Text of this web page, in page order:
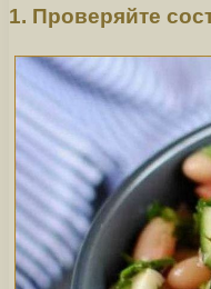
1. Проверяйте